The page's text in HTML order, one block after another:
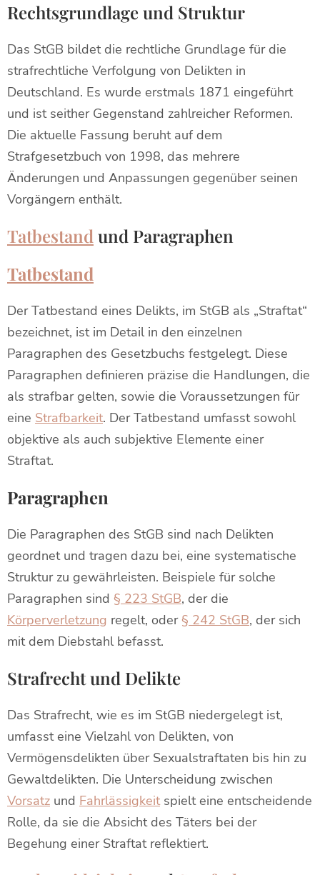
Rechtsgrundlage und Struktur
Das StGB bildet die rechtliche Grundlage für die
strafrechtliche Verfolgung von Delikten in
Deutschland. Es wurde erstmals 1871 eingeführt
und ist seither Gegenstand zahlreicher Reformen.
Die aktuelle Fassung beruht auf dem
Strafgesetzbuch von 1998, das mehrere
Änderungen und Anpassungen gegenüber seinen
Vorgängern enthält.
Tatbestand und Paragraphen
Tatbestand
Der Tatbestand eines Delikts, im StGB als „Straftat“
bezeichnet, ist im Detail in den einzelnen
Paragraphen des Gesetzbuchs festgelegt. Diese
Paragraphen definieren präzise die Handlungen, die
als strafbar gelten, sowie die Voraussetzungen für
eine Strafbarkeit. Der Tatbestand umfasst sowohl
objektive als auch subjektive Elemente einer
Straftat.
Paragraphen
Die Paragraphen des StGB sind nach Delikten
geordnet und tragen dazu bei, eine systematische
Struktur zu gewährleisten. Beispiele für solche
Paragraphen sind § 223 StGB, der die
Körperverletzung regelt, oder§ 242 StGB, der sich
mit dem Diebstahl befasst.
Strafrecht und Delikte
Das Strafrecht, wie es im StGB niedergelegt ist,
umfasst eine Vielzahl von Delikten, von
Vermögensdelikten über Sexualstraftaten bis hin zu
Gewaltdelikten. Die Unterscheidung zwischen
Vorsatz und Fahrlässigkeitspielt eine entscheidende
Rolle, da sie die Absicht des Täters bei der
Begehung einer Straftat reflektiert.